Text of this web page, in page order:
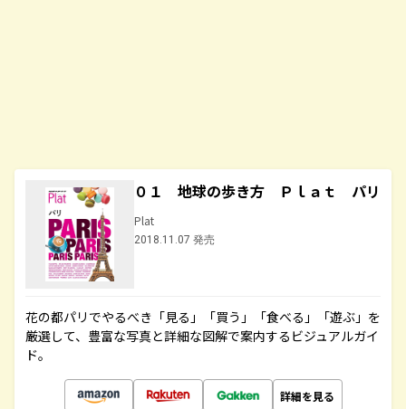
０１ 地球の歩き方 Ｐｌａｔ パリ
Plat
2018.11.07 発売
花の都パリでやるべき「見る」「買う」「食べる」「遊ぶ」を
厳選して、豊富な写真と詳細な図解で案内するビジュアルガイ
ド。
詳細を見る